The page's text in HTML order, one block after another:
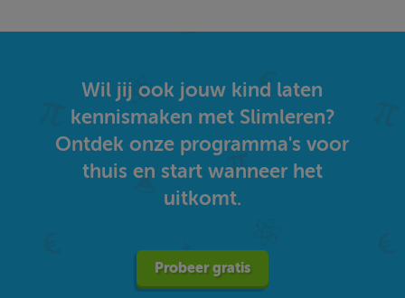
Wil jij ook jouw kind laten
kennismaken met Slimleren?
Ontdek onze programma's voor
thuis en start wanneer het
uitkomt.
Probeer gratis